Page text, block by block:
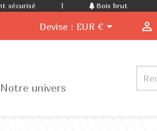
sécurisé | Bois brut
Devise : EUR € 
Notre univers